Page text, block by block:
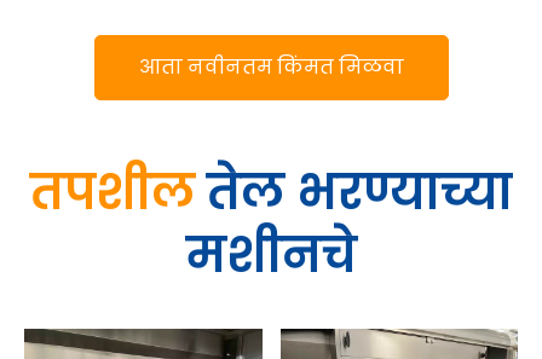
आता नवीनतम किंमत मिळवा
तपशीलतेल भरण्याच्या
मशीनचे